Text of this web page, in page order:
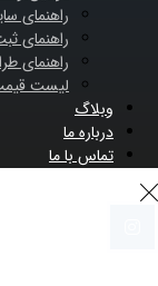
راهنمای
راهنمای
راهنمای
لیست
وبلاگ
درباره ما
تماس با ما